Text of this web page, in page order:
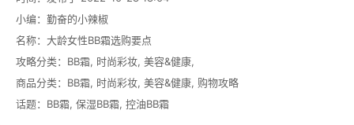
小编：勤奋的小辣椒
名称： 大龄女性BB霜选购要点
攻略分类： BB霜, 时尚彩妆, 美容&健康,
商品分类： BB霜, 时尚彩妆, 美容&健康, 购物攻略
话题： BB霜, 保湿BB霜, 控油BB霜